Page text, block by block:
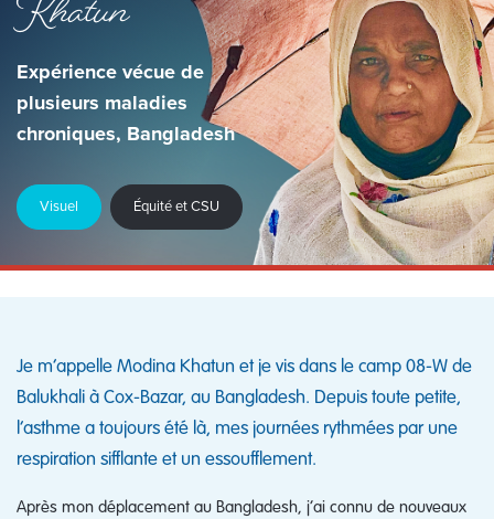
Expérience vécue de
plusieurs maladies
chroniques, Bangladesh
Visuel Équité et CSU
Je m’appelle Modina Khatun et je vis dans le camp 08-W de
Balukhali à Cox-Bazar, au Bangladesh. Depuis toute petite,
l’asthme a toujours été là, mes journées rythmées par une
respiration sifflante et un essoufflement.
Après mon déplacement au Bangladesh, j’ai connu de nouveaux